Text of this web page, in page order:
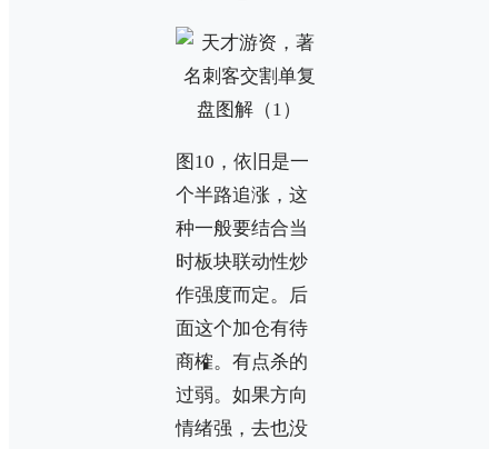
图10，依旧是一
个半路追涨，这
种一般要结合当
时板块联动性炒
作强度而定。后
面这个加仓有待
商榷。有点杀的
过弱。如果方向
情绪强，去也没